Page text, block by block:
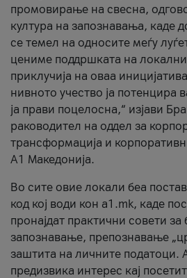
промовирање на свесна,
култура на запознавања, каде
се темел на односите меѓу
цениме поддршката на
приклучија на оваа
нивното учество ја потенцира
ја прави поцелосна,“ изјави
раководител на оддел за
трансформација и
А1 Македонија.
Во сите овие локали беа
код кој води кон a1.mk, каде
пронајдат практични совети за
запознавање, препознавање
заштита на личните податоци.
предизвика интерес кај